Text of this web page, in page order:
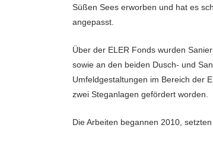
Süßen Sees erworben und hat es
angepasst.
Über der ELER Fonds wurden
sowie an den beiden Dusch- und
Umfeldgestaltungen im Bereich der
zwei Steganlagen gefördert worden.
Die Arbeiten begannen 2010,